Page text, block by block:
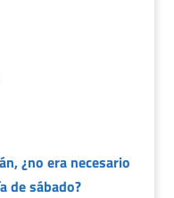
¿no era necesario
de sábado?